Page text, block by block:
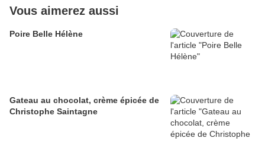
Vous aimerez aussi
Poire Belle Hélène
Gateau au chocolat, crème épicée de
Christophe Saintagne